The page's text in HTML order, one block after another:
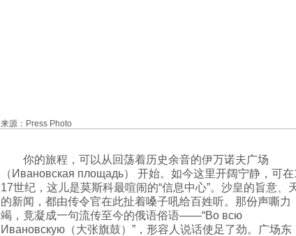
来源：Press Photo
你的旅程，可以从回荡着历史余音的伊万诺夫广场
（Ивановская площадь） 开始。如今这里开阔宁静，可
17世纪，这儿是莫斯科最喧闹的“信息中心”。沙皇的旨意、
的新闻，都由传令官在此扯着嗓子吼给百姓听。那份声嘶力
竭，竟凝成一句流传至今的俄语俗语——“Во всю
Ивановскую（大张旗鼓）”，形容人说话使足了劲。广场东